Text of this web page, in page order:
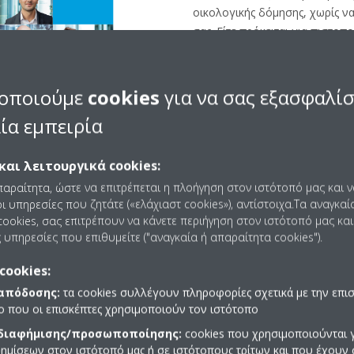
οικολογικής δόμησης, χωρίς
σας. Είτε πρόκειται για
προδιαγραφών
κάθε βήμα για να σας
πρόγραμμά σας για «πράσινη»
Daikin
την ομάδα των ειδικών μας, το φύλλο αξιολόγησης BREEAM
cookies για να σας
εμπειρία
λειτουργικά cookies:
ώστε να επιτρέπεται η πλοήγηση στον ιστότοπό μας και
υπηρεσίες που ζητάτε («ελάχιαστ cookies»), αντίστοιχα.Τα
σας επιτρέπουν να κάνετε περιήγηση στον ιστότοπό μας
υπηρεσίες που επιθυμείτε ("αναγκαία ή απαραίτητα cookies").
τα cookies συλλέγουν πληροφορίες σχετικά με την
που οι επισκέπτες χρησιμοποιούν τον ιστότοπο
προσωποποίησης: cookies που χρησιμοποιούνται
στον ιστότοπό μας ή σε ιστότοπους τρίτων και που έχουν